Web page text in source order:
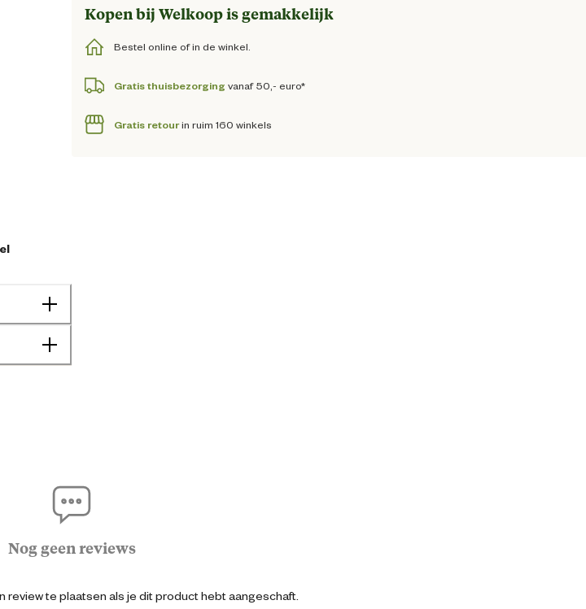
Adult
Senior
Siamese
Kopen bij Welkoop is gemakkelijk
Bestel online of in de winkel.
Gratis thuisbezorging vanaf 50,- euro*
Gratis retourin ruim 160 winkels
Nog geen reviews
review te plaatsen als je dit product hebt aangeschaft.